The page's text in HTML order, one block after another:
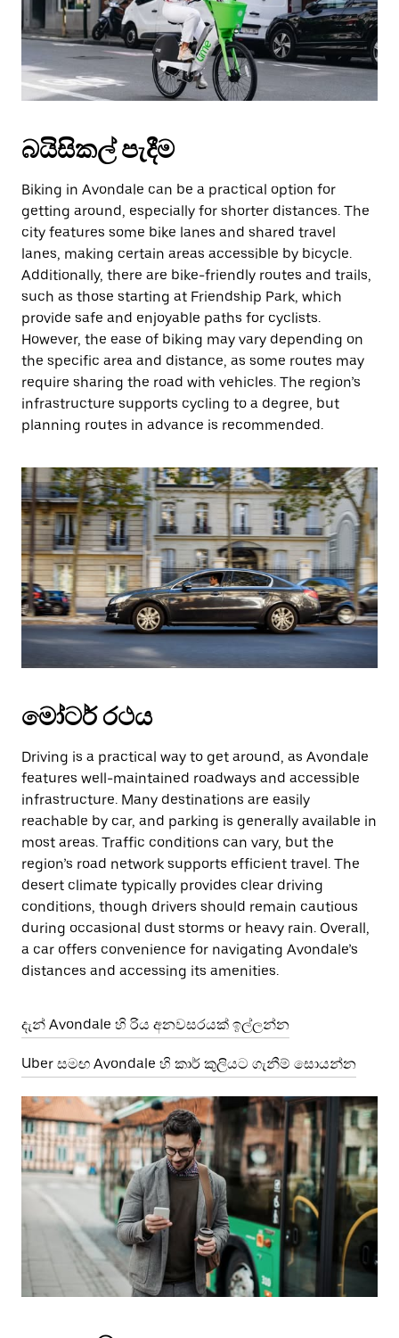
බයිසිකල් පැදීම
Biking in Avondale can be a practical option for
getting around, especially for shorter distances. The
city features some bike lanes and shared travel
lanes, making certain areas accessible by bicycle.
Additionally, there are bike-friendly routes and trails,
such as those starting at Friendship Park, which
provide safe and enjoyable paths for cyclists.
However, the ease of biking may vary depending on
the specific area and distance, as some routes may
require sharing the road with vehicles. The region’s
infrastructure supports cycling to a degree, but
planning routes in advance is recommended.
මෝටර් රථය
Driving is a practical way to get around, as Avondale
features well-maintained roadways and accessible
infrastructure. Many destinations are easily
reachable by car, and parking is generally available in
most areas. Traffic conditions can vary, but the
region’s road network supports efficient travel. The
desert climate typically provides clear driving
conditions, though drivers should remain cautious
during occasional dust storms or heavy rain. Overall,
a car offers convenience for navigating Avondale’s
distances and accessing its amenities.
දැන් Avondale හි රිය අනවසරයක් ඉල්ලන්න
Uber සමඟ Avondale හි කාර් කුලියට ගැනීම් සොයන්න